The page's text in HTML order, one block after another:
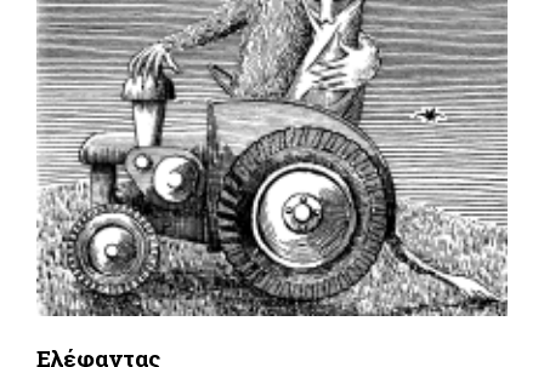
Ελέφαντας